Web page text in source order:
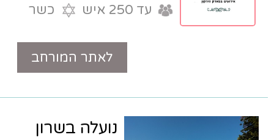
כשר
טלפון